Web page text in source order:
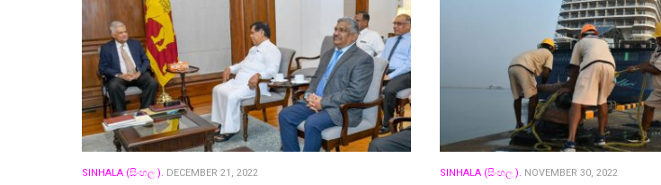
SINHALA (සිංහල ). DECEMBER 21, 2022 SINHALA (සිංහල ). NOVEMBER 30, 2022